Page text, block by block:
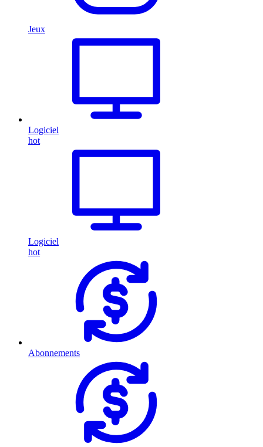
Jeux
Logiciel
hot
Logiciel
hot
Abonnements